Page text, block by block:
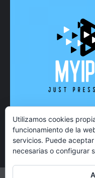
Utilizamos cookies
funcionamiento de la
servicios. Puede
necesarias o configurar